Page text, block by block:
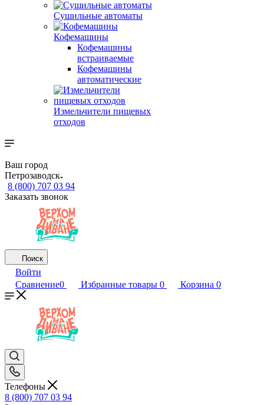
Сушильные автоматы
Кофемашины
Кофемашины
встраиваемые
Кофемашины
автоматические
Измельчители пищевых
отходов
Ваш город
Петрозаводск
8 (800) 707 03 94
Заказать звонок
Поиск
Войти
Сравнение0 Избранные товары 0 Корзина 0
Телефоны
8 (800) 707 03 94